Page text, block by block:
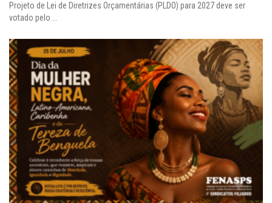
Projeto de Lei de Diretrizes Orçamentárias (PLDO) para 2027 deve ser
votado pelo ...